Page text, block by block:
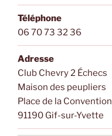
Téléphone
06 70 73 32 36
Adresse
Club Chevry 2 Échecs
Maison des peupliers
Place de la Convention
91190 Gif-sur-Yvette